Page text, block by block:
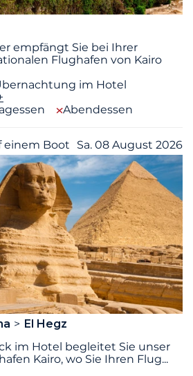
empfängt Sie bei Ihrer
Flughafen von Kairo
im Hotel
Abendessen
einem Boot Sa. 08 August 2026
El Hegz
im Hotel begleitet Sie unser
Kairo, wo Sie Ihren Flug...